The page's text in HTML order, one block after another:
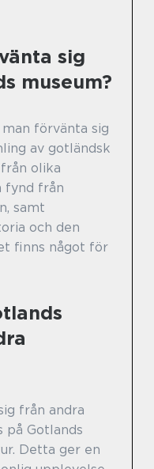
sig
museum?
man förvänta sig
av gotländsk
olika
fynd från
samt
och den
finns något för
från andra
på Gotlands
Detta ger en